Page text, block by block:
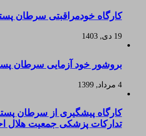
کارگاه خودمراقبتی سرطان
19 دی, 1403
بروشور خود آزمایی سرطان
4 مرداد, 1399
کارگاه پیشگیری از سرطان
تدارکات پزشکی جمعیت هلال